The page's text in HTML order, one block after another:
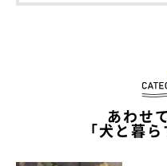
あわせ
「犬と暮